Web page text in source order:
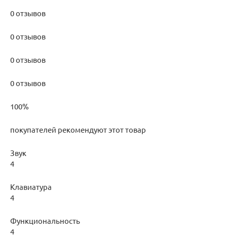
0 отзывов
0 отзывов
0 отзывов
0 отзывов
100%
покупателей рекомендуют этот товар
Звук
4
Клавиатура
4
Функциональность
4